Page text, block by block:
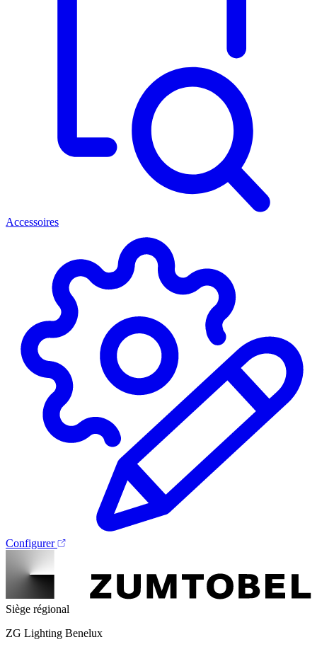
Accessoires
Configurer
Siège régional
ZG Lighting Benelux